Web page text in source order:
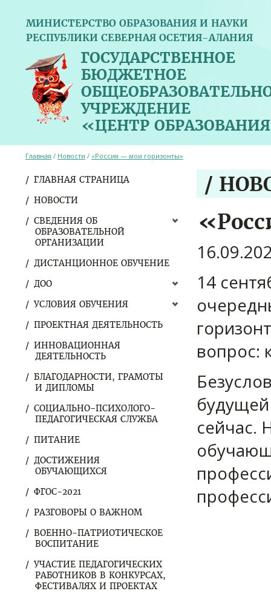
МИНИСТЕРСТВО ОБРАЗОВАНИЯ И НАУКИ
РЕСПУБЛИКИ СЕВЕРНАЯ ОСЕТИЯ-АЛАНИЯ
ГОСУДАРСТВЕННОЕ
БЮДЖЕТНОЕ
УЧРЕЖДЕНИЕ
«ЦЕНТР
ГЛАВНАЯ СТРАНИЦА
НОВОСТИ
СВЕДЕНИЯ ОБ
ОБРАЗОВАТЕЛЬНОЙ
ОРГАНИЗАЦИИ
ДИСТАНЦИОННОЕ ОБУЧЕНИЕ
ДОО
УСЛОВИЯ ОБУЧЕНИЯ
ПРОЕКТНАЯ ДЕЯТЕЛЬНОСТЬ
ИННОВАЦИОННАЯ
ДЕЯТЕЛЬНОСТЬ
БЛАГОДАРНОСТИ, ГРАМОТЫ
И ДИПЛОМЫ
СОЦИАЛЬНО-ПСИХОЛОГО-
ПЕДАГОГИЧЕСКАЯ СЛУЖБА
ПИТАНИЕ
ДОСТИЖЕНИЯ
ОБУЧАЮЩИХСЯ
ФГОС-2021
РАЗГОВОРЫ О ВАЖНОМ
ВОЕННО-ПАТРИОТИЧЕСКОЕ
ВОСПИТАНИЕ
УЧАСТИЕ ПЕДАГОГИЧЕСКИХ
РАБОТНИКОВ В КОНКУРСАХ,
ФЕСТИВАЛЯХ И ПРОЕКТАХ
Главная / Новости / «Россия — мои горизонты»
/
14
вопрос:
сейчас.